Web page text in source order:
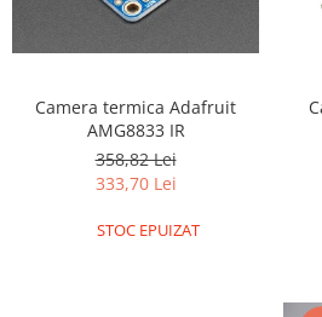
Breadboard
Cabluri
Conectori
Butoane, Tastaturi
Camera termica Adafruit
AMG8833 IR
358,82 Lei
333,70 Lei
STOC EPUIZAT